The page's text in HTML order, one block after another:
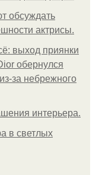
обсуждать
актрисы.
выход приянки
обернулся
за небрежного
интерьера.
в светлых